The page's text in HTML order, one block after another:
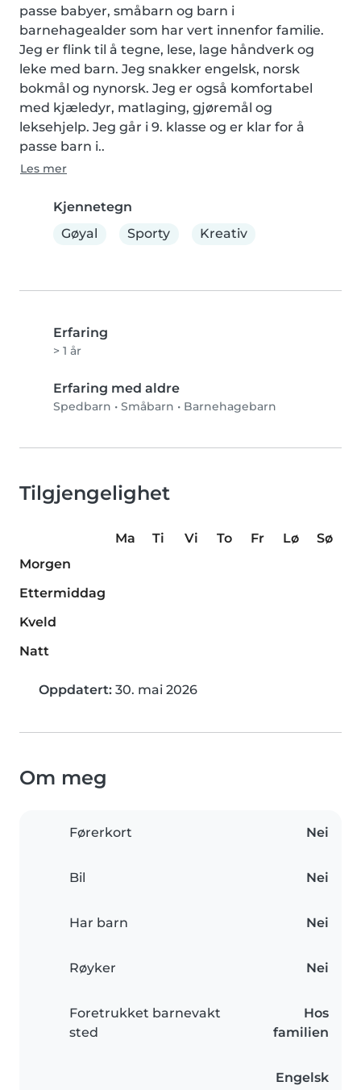
passe babyer, småbarn og barn i
barnehagealder som har vert innenfor familie.
Jeg er flink til å tegne, lese, lage håndverk og
leke med barn. Jeg snakker engelsk, norsk
bokmål og nynorsk. Jeg er også komfortabel
med kjæledyr, matlaging, gjøremål og
leksehjelp. Jeg går i 9. klasse og er klar for å
passe barn i..
Les mer
Kjennetegn
Gøyal
Sporty Kreativ
Erfaring
> 1 år
Erfaring med aldre
Spedbarn • Småbarn • Barnehagebarn
Tilgjengelighet
Ma Ti Vi To Fr Lø
Sø
Morgen
Ettermiddag
Kveld
Natt
Oppdatert: 30. mai 2026
Om meg
Førerkort Nei
Bil Nei
Har barn Nei
Røyker Nei
Foretrukket barnevakt
sted
Hos
familien
Engelsk